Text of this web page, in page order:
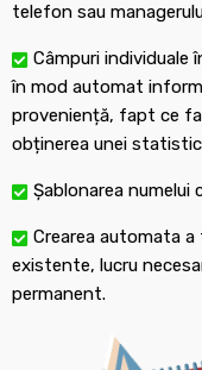
telefon sau
Câmpuri individuale
în mod automat
proveniență, fapt ce
obținerea unei
Șablonarea
Crearea automata
existente, lucru
permanent.